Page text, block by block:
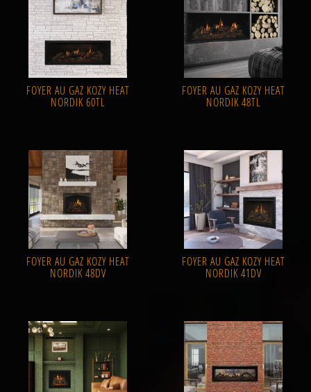
FOYER AU GAZ KOZY HEAT
NORDIK 60TL
FOYER AU GAZ KOZY HEAT
NORDIK 48TL
FOYER AU GAZ KOZY HEAT
NORDIK 48DV
FOYER AU GAZ KOZY HEAT
NORDIK 41DV